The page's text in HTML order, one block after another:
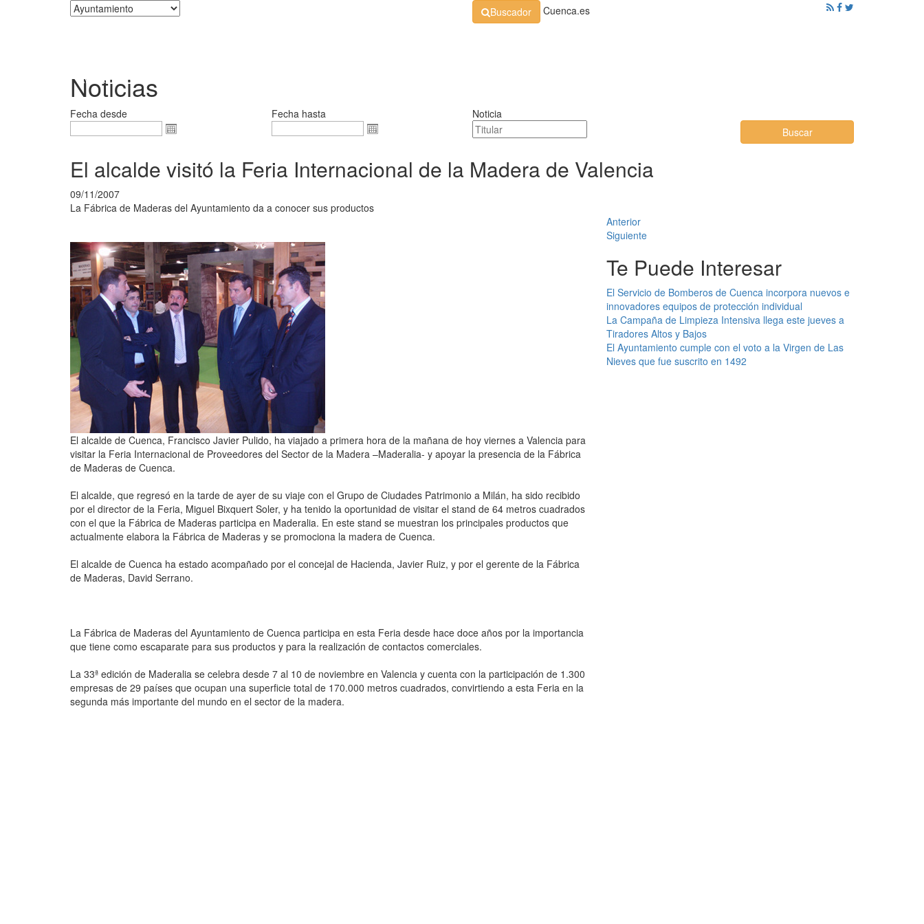
Buscador Cuenca.es
Noticias
Fecha desde Fecha hasta
Noticia
Buscar
El alcalde visitó la Feria Internacional de la Madera de Valencia
09/11/2007
La Fábrica de Maderas del Ayuntamiento da a conocer sus productos
Anterior
Siguiente
El alcalde de Cuenca, Francisco Javier Pulido, ha viajado a primera hora de la mañana de hoy viernes a Valencia para
visitar la Feria Internacional de Proveedores del Sector de la Madera –Maderalia- y apoyar la presencia de la Fábrica
de Maderas de Cuenca.
El alcalde, que regresó en la tarde de ayer de su viaje con el Grupo de Ciudades Patrimonio a Milán, ha sido recibido
por el director de la Feria, Miguel Bixquert Soler, y ha tenido la oportunidad de visitar el stand de 64 metros cuadrados
con el que la Fábrica de Maderas participa en Maderalia. En este stand se muestran los principales productos que
actualmente elabora la Fábrica de Maderas y se promociona la madera de Cuenca.
El alcalde de Cuenca ha estado acompañado por el concejal de Hacienda, Javier Ruiz, y por el gerente de la Fábrica
de Maderas, David Serrano.
La Fábrica de Maderas del Ayuntamiento de Cuenca participa en esta Feria desde hace doce años por la importancia
que tiene como escaparate para sus productos y para la realización de contactos comerciales.
La 33ª edición de Maderalia se celebra desde 7 al 10 de noviembre en Valencia y cuenta con la participación de 1.300
empresas de 29 países que ocupan una superficie total de 170.000 metros cuadrados, convirtiendo a esta Feria en la
segunda más importante del mundo en el sector de la madera.
Te Puede Interesar
El Servicio de Bomberos de Cuenca incorpora nuevos e
innovadores equipos de protección individual
La Campaña de Limpieza Intensiva llega este jueves a
Tiradores Altos y Bajos
El Ayuntamiento cumple con el voto a la Virgen de Las
Nieves que fue suscrito en 1492